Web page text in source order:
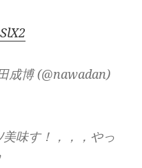
博 (@nawadan)
味す！，，，やっ